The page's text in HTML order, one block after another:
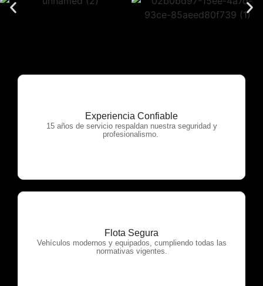
Experiencia Confiable
15 años de servicio respaldan nuestra seguridad y
profesionalismo.
OTP Servicios
Flota Segura
Vehículos modernos y equipados, cumpliendo todas las
normativas vigentes.
OTP Servicios